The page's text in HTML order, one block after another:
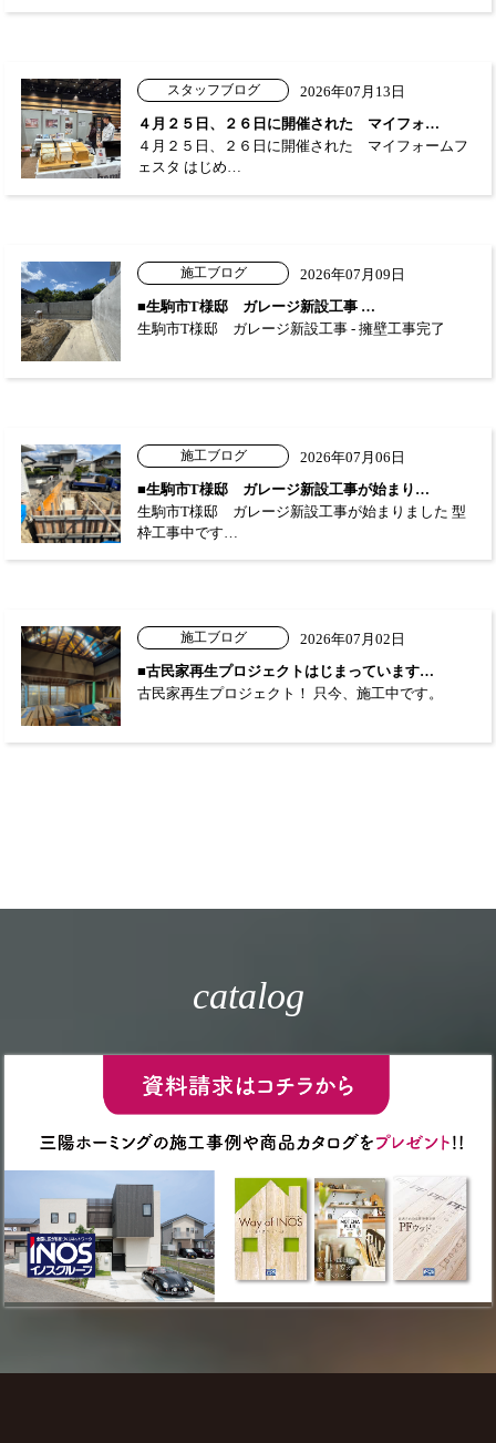
スタッフブログ
2026年07月13日
４月２５日、２６日に開催された マイフォ…
４月２５日、２６日に開催された マイフォームフ
ェスタ はじめ…
施工ブログ
2026年07月09日
■生駒市T様邸 ガレージ新設工事 …
生駒市T様邸 ガレージ新設工事 - 擁壁工事完了
施工ブログ
2026年07月06日
■生駒市T様邸 ガレージ新設工事が始まり…
生駒市T様邸 ガレージ新設工事が始まりました 型
枠工事中です…
施工ブログ
2026年07月02日
■古民家再生プロジェクトはじまっています…
古民家再生プロジェクト！ 只今、施工中です。
catalog